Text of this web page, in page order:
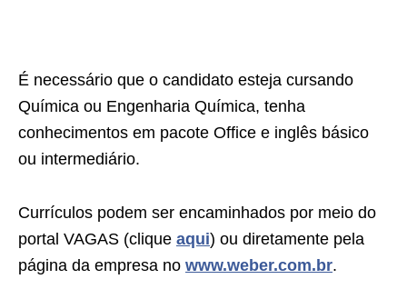
É necessário que o candidato esteja cursando
Química ou Engenharia Química, tenha
conhecimentos em pacote Office e inglês básico
ou intermediário.
Currículos podem ser encaminhados por meio do
portal VAGAS (clique aqui) ou diretamente pela
página da empresa no www.weber.com.br.